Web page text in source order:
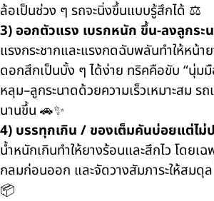
ล้อเป็นช่วง ๆ รถจะนิ่งขึ้นแบบรู้สึกได้ ⚖️
3) ออกตัวแรง เบรกหนัก ขึ้น-ลงลูกระน
แรงกระชากและแรงกดฉับพลันทำให้หน้าย
ดอกสึกเป็นบั้ง ๆ ได้ง่าย ทริคคือขับ “นุ่ม
หลุม–ลูกระนาดด้วยความเร็วเหมาะสม รถ
นานขึ้น 🚗✨
4) บรรทุกเกิน / ของเต็มคันบ่อยแต่ไ
น้ำหนักเกินทำให้ยางร้อนและสึกไว โดยเฉ
กลมก่อนออก และจัดวางสัมภาระให้สมดุ
📦